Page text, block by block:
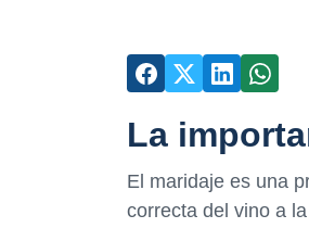
La
El maridaje es una
correcta del vino a